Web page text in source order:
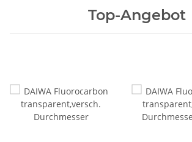
Top-Angebot